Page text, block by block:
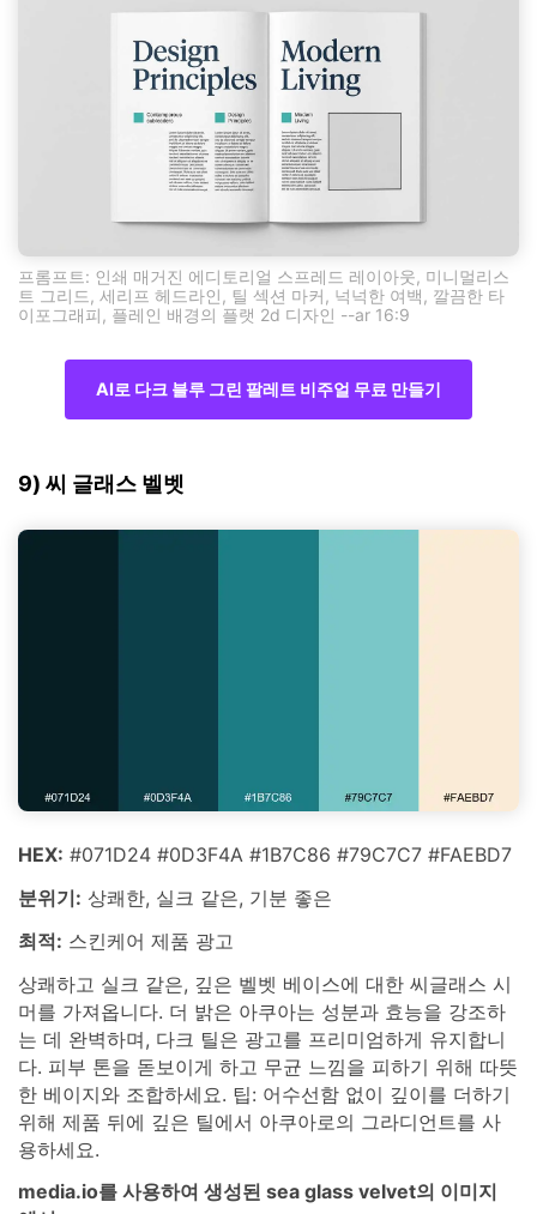
프롬프트: 인쇄 매거진 에디토리얼 스프레드 레이아웃, 미니멀리스
트 그리드, 세리프 헤드라인, 틸 섹션 마커, 넉넉한 여백, 깔끔한 타
이포그래피, 플레인 배경의 플랫 2d 디자인 --ar 16:9
AI로 다크 블루 그린 팔레트 비주얼 무료 만들기
9) 씨 글래스 벨벳
HEX: #071D24 #0D3F4A #1B7C86 #79C7C7 #FAEBD7
분위기: 상쾌한, 실크 같은, 기분 좋은
최적: 스킨케어 제품 광고
상쾌하고 실크 같은, 깊은 벨벳 베이스에 대한 씨글래스 시
머를 가져옵니다. 더 밝은 아쿠아는 성분과 효능을 강조하
는 데 완벽하며, 다크 틸은 광고를 프리미엄하게 유지합니
다. 피부 톤을 돋보이게 하고 무균 느낌을 피하기 위해 따뜻
한 베이지와 조합하세요. 팁: 어수선함 없이 깊이를 더하기
위해 제품 뒤에 깊은 틸에서 아쿠아로의 그라디언트를 사
용하세요.
media.io를 사용하여 생성된 sea glass velvet의 이미지